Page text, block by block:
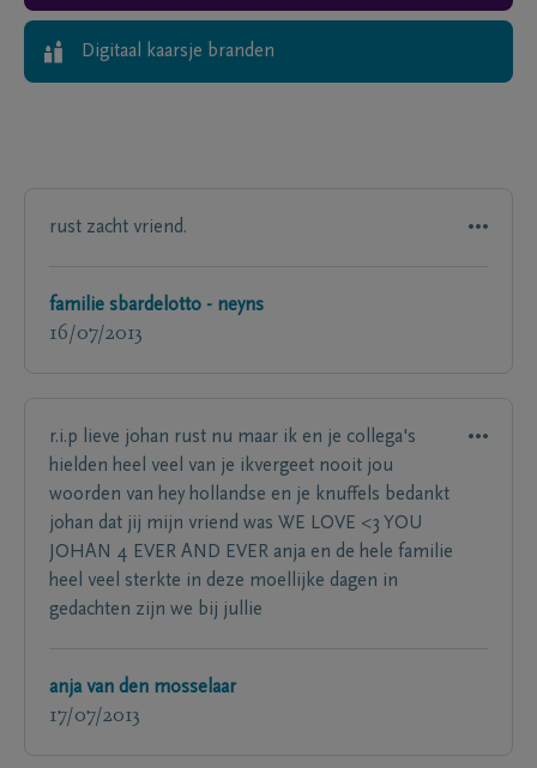
Digitaal kaarsje branden
rust zacht vriend.
familie sbardelotto - neyns
16/07/2013
r.i.p lieve johan rust nu maar ik en je collega's
hielden heel veel van je ikvergeet nooit jou
woorden van hey hollandse en je knuffels bedankt
johan dat jij mijn vriend was WE LOVE <3 YOU
JOHAN 4 EVER AND EVER anja en de hele familie
heel veel sterkte in deze moellijke dagen in
gedachten zijn we bij jullie
anja van den mosselaar
17/07/2013